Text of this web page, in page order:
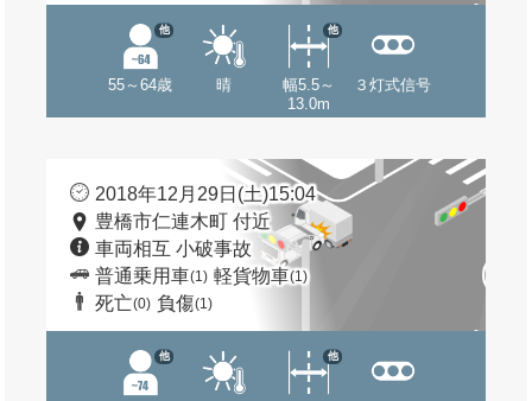
55～64歳
他
晴
幅5.5～
13.0m
他
３灯式信号
2018年12月29日(土)15:04
豊橋市仁連木町 付近
車両相互 小破事故
普通乗用車(1) 軽貨物車(1)
死亡(0) 負傷(1)
他 他